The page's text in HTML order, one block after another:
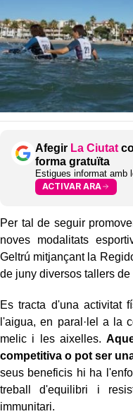
Afegir La Ciutat
forma gratuïta
Estigues informat amb
ACTIVAR ARA
Per tal de seguir
noves modalitats
Geltrú mitjançant la
de juny diversos tallers de
Es tracta d'una activitat
l'aigua, en paral·lel a la
melic i les aixelles.
competitiva o pot ser
seus beneficis hi ha
treball d'equilibri i
immunitari.